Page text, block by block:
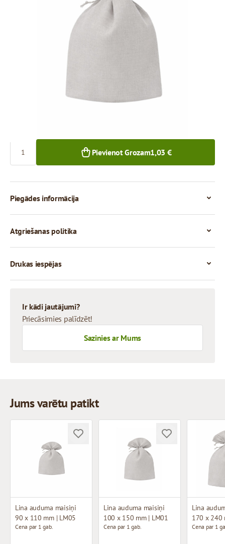
Prece ir pieejama saņemšanai pakomātā.
Skaits
Pievienot Grozam1,03 €
Piegādes informācija
Atgriešanas politika
Drukas iespējas
Ir kādi jautājumi?
Priecāsimies palīdzēt!
Sazinies ar Mums
Jums varētu patikt
Lina auduma maisiņi
90 x 110 mm | LM05
Cena par 1 gab.
Lina auduma maisiņi
100 x 150 mm | LM01
Cena par 1 gab.
Lina
170 x 240
Cena par 1